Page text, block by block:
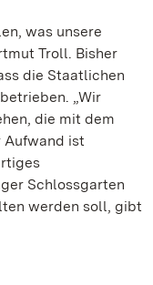
was unsere
Troll. Bisher
die Staatlichen
„Wir
die mit dem
Aufwand ist
Schlossgarten
werden soll, gibt